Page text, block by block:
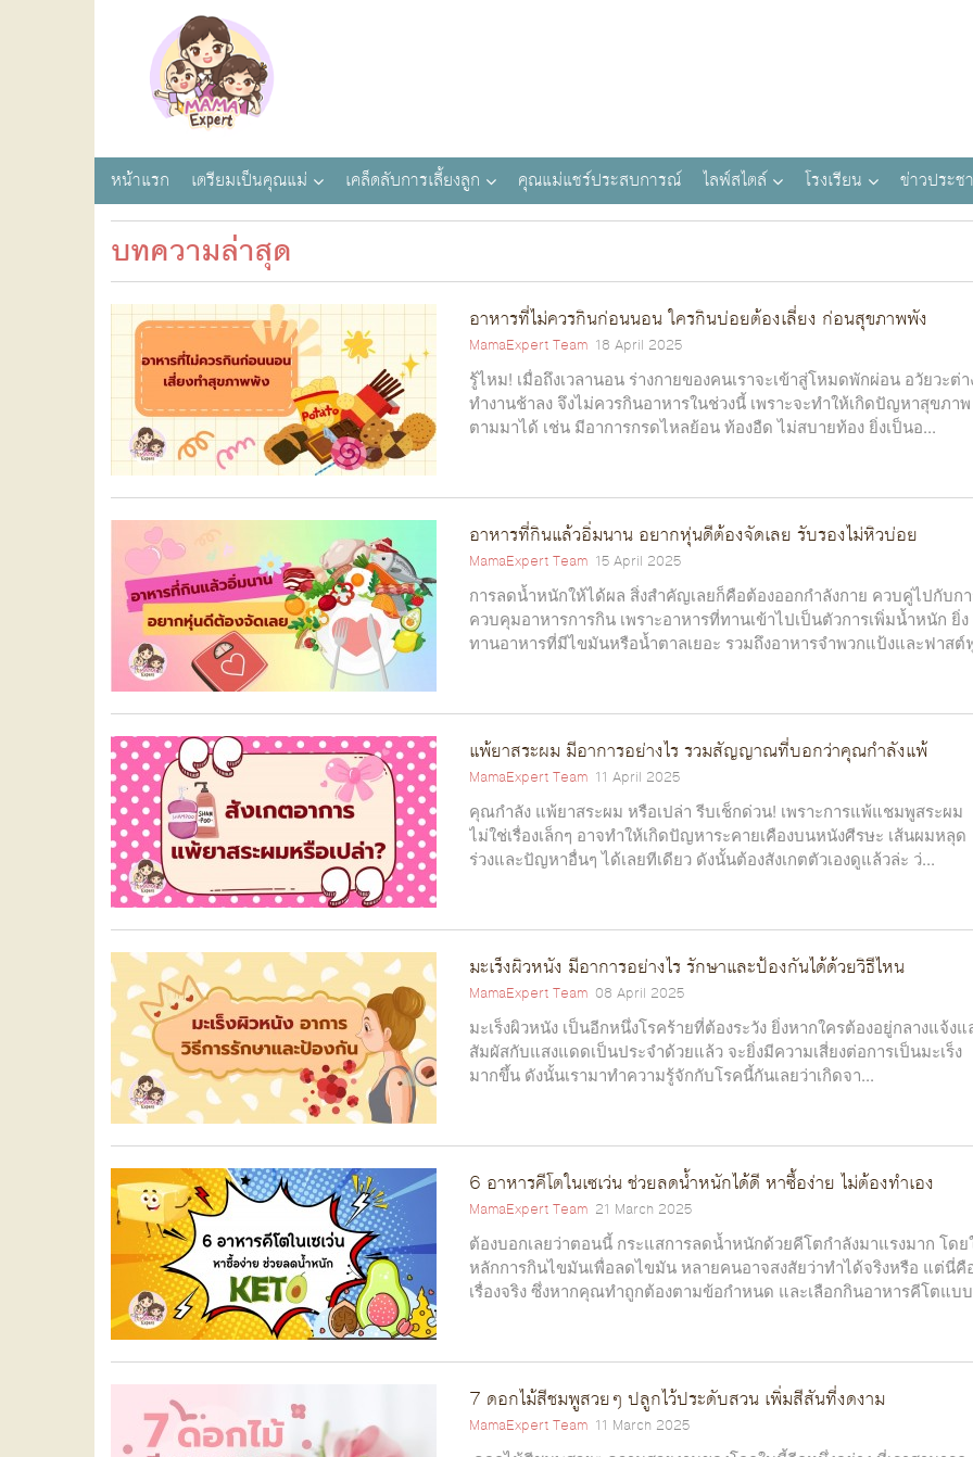
หน้าแรก เตรียมเป็นคุณแม่ เคล็ดลับการเลี้ยงลูก คุณแม่แชร์ประสบการณ์ ไลฟ์สไตล์ โรงเรียน ข่าวประ
บทความล่าสุด
อาหารที่ไม่ควรกินก่อนนอน ใครกินบ่อยต้องเลี่ยง ก่อนสุขภาพพัง
MamaExpert Team 18 April 2025
รู้ไหม! เมื่อถึงเวลานอน ร่างกายของคนเราจะเข้าสู่โหมดพักผ่อน อวัยวะต่า
ทำงานช้าลง จึงไม่ควรกินอาหารในช่วงนี้ เพราะจะทำให้เกิดปัญหาสุขภาพ
ตามมาได้ เช่น มีอาการกรดไหลย้อน ท้องอืด ไม่สบายท้อง ยิ่งเป็นอ...
อาหารที่กินแล้วอิ่มนาน อยากหุ่นดีต้องจัดเลย รับรองไม่หิวบ่อย
MamaExpert Team 15 April 2025
การลดน้ำหนักให้ได้ผล สิ่งสำคัญเลยก็คือต้องออกกำลังกาย ควบคู่ไปกับก
ควบคุมอาหารการกิน เพราะอาหารที่ทานเข้าไปเป็นตัวการเพิ่มน้ำหนัก ยิ่ง
ทานอาหารที่มีไขมันหรือน้ำตาลเยอะ รวมถึงอาหารจำพวกแป้งและฟาสต์
แพ้ยาสระผม มีอาการอย่างไร รวมสัญญาณที่บอกว่าคุณกำลังแพ้
MamaExpert Team 11 April 2025
คุณกำลัง แพ้ยาสระผม หรือเปล่า รีบเช็กด่วน! เพราะการแพ้แชมพูสระผม
ไม่ใช่เรื่องเล็กๆ อาจทำให้เกิดปัญหาระคายเคืองบนหนังศีรษะ เส้นผมหลุด
ร่วงและปัญหาอื่นๆ ได้เลยทีเดียว ดังนั้นต้องสังเกตตัวเองดูแล้วล่ะ ว่...
มะเร็งผิวหนัง มีอาการอย่างไร รักษาและป้องกันได้ด้วยวิธีไหน
MamaExpert Team 08 April 2025
มะเร็งผิวหนัง เป็นอีกหนึ่งโรคร้ายที่ต้องระวัง ยิ่งหากใครต้องอยู่กลางแจ้งแ
สัมผัสกับแสงแดดเป็นประจำด้วยแล้ว จะยิ่งมีความเสี่ยงต่อการเป็นมะเร็ง
มากขึ้น ดังนั้นเรามาทำความรู้จักกับโรคนี้กันเลยว่าเกิดจา...
6 อาหารคีโตในเซเว่น ช่วยลดน้ำหนักได้ดี หาซื้อง่าย ไม่ต้องทำเอง
MamaExpert Team 21 March 2025
ต้องบอกเลยว่าตอนนี้ กระแสการลดน้ำหนักด้วยคีโตกำลังมาแรงมาก โดย
หลักการกินไขมันเพื่อลดไขมัน หลายคนอาจสงสัยว่าทำได้จริงหรือ แต่นี่คื
เรื่องจริง ซึ่งหากคุณทำถูกต้องตามข้อกำหนด และเลือกกินอาหารคีโตแบ
7 ดอกไม้สีชมพูสวยๆ ปลูกไว้ประดับสวน เพิ่มสีสันที่งดงาม
MamaExpert Team 11 March 2025